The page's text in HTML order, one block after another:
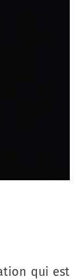
qui est